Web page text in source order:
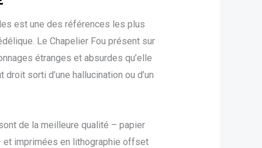
10,00 €
à
39,00 €
est une des références les plus
Le Chapelier Fou présent sur
étranges et absurdes qu’elle
sorti d’une hallucination ou d’un
de la meilleure qualité – papier
et imprimées en lithographie offset